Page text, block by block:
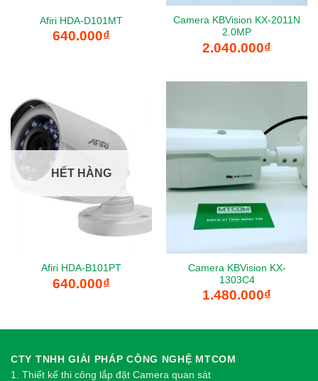
Afiri HDA-D101MT
640.000₫
Camera KBVision KX-2011N
2.0MP
2.040.000₫
HẾT HÀNG
Afiri HDA-B101PT
640.000₫
Camera KBVision KX-
1303C4
1.480.000₫
CTY TNHH GIẢI PHÁP CÔNG NGHỆ MTCOM
1. Thiết kế thi công lắp đặt Camera quan sát